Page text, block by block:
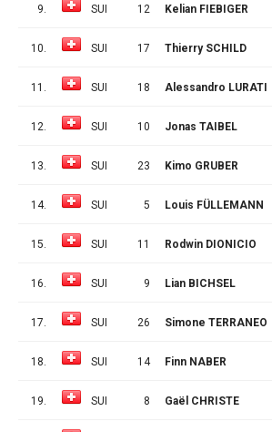
9. SUI 12 Kelian FIEBIGER
10. SUI 17 Thierry SCHILD
11. SUI 18 Alessandro LURATI
12. SUI 10 Jonas TAIBEL
13. SUI 23 Kimo GRUBER
14. SUI 5 Louis FÜLLEMANN
15. SUI 11 Rodwin DIONICIO
16. SUI 9 Lian BICHSEL
17. SUI 26 Simone TERRANEO
18. SUI 14 Finn NABER
19. SUI 8 Gaël CHRISTE